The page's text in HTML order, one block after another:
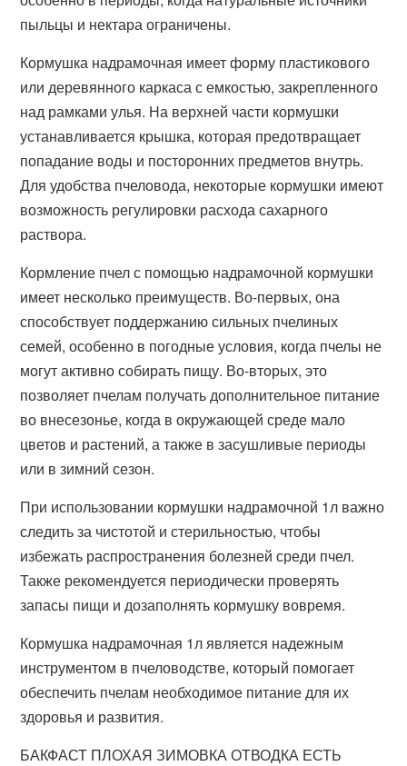
пыльцы и нектара ограничены.
Кормушка надрамочная имеет форму пластикового
или деревянного каркаса с емкостью, закрепленного
над рамками улья. На верхней части кормушки
устанавливается крышка, которая предотвращает
попадание воды и посторонних предметов внутрь.
Для удобства пчеловода, некоторые кормушки имеют
возможность регулировки расхода сахарного
раствора.
Кормление пчел с помощью надрамочной кормушки
имеет несколько преимуществ. Во-первых, она
способствует поддержанию сильных пчелиных
семей, особенно в погодные условия, когда пчелы не
могут активно собирать пищу. Во-вторых, это
позволяет пчелам получать дополнительное питание
во внесезонье, когда в окружающей среде мало
цветов и растений, а также в засушливые периоды
или в зимний сезон.
При использовании кормушки надрамочной 1л важно
следить за чистотой и стерильностью, чтобы
избежать распространения болезней среди пчел.
Также рекомендуется периодически проверять
запасы пищи и дозаполнять кормушку вовремя.
Кормушка надрамочная 1л является надежным
инструментом в пчеловодстве, который помогает
обеспечить пчелам необходимое питание для их
здоровья и развития.
БАКФАСТ ПЛОХАЯ ЗИМОВКА ОТВОДКА ЕСТЬ